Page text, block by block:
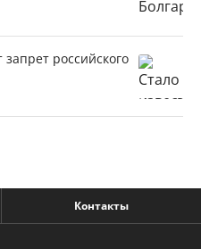
российского
Контакты